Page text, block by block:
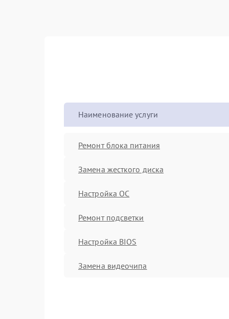
Наименование услуги
Ремонт блока питания
Замена жесткого диска
Настройка ОС
Ремонт подсветки
Настройка BIOS
Замена видеочипа